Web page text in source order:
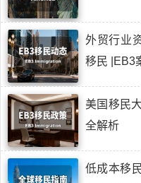
外贸行业
移民 |EB3
美国移民
全解析
低成本移